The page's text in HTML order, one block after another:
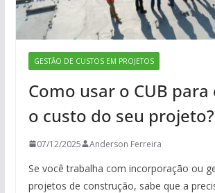
GESTÃO DE CUSTOS EM PROJETOS
Como usar o CUB
o custo do seu projeto?
07/12/2025 Anderson Ferreira
Se você trabalha com incorporação ou
projetos de construção, sabe que a